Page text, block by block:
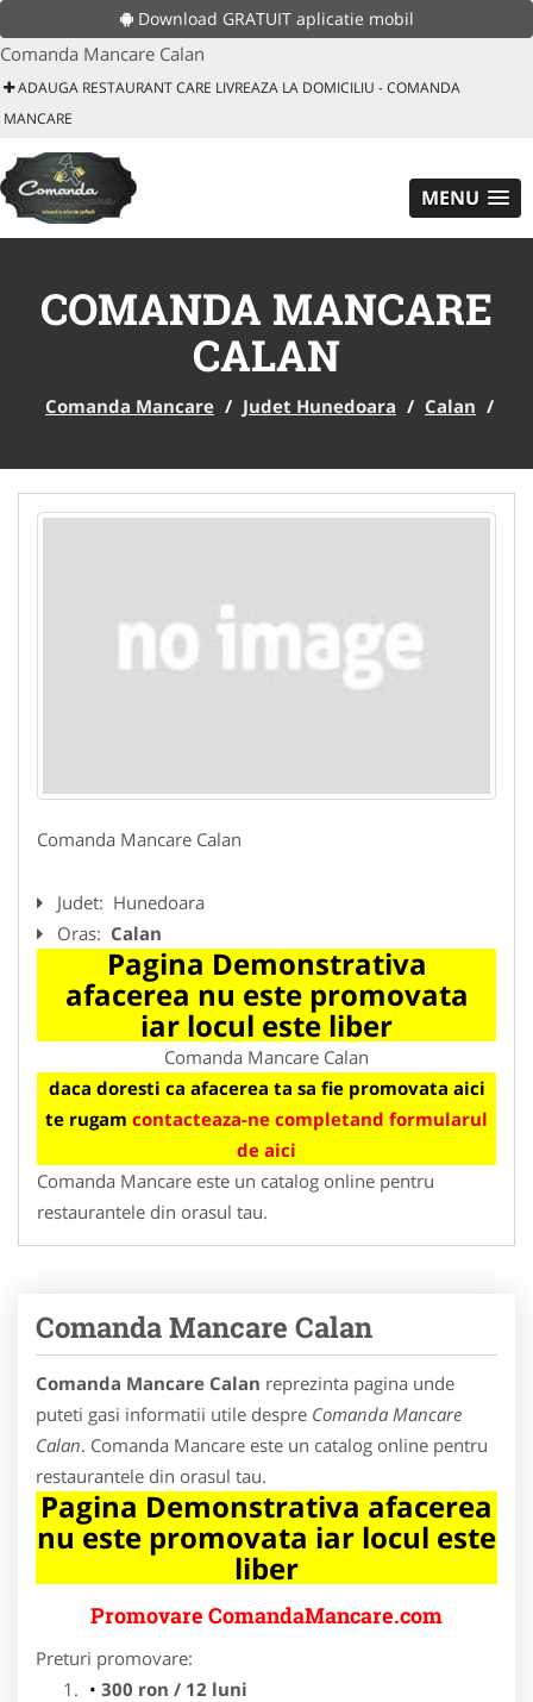
Download GRATUIT aplicatie mobil
Comanda Mancare Calan
ADAUGA RESTAURANT CARE LIVREAZA LA DOMICILIU - COMANDA
MANCARE
MENU
COMANDA MANCARE
CALAN
Comanda Mancare / Judet Hunedoara / Calan /
Comanda Mancare Calan
Judet: Hunedoara
Oras: Calan
Pagina Demonstrativa
afacerea nu este promovata
iar locul este liber
Comanda Mancare Calan
daca doresti ca afacerea ta sa fie promovata aici
te rugam contacteaza-ne completand formularul
de aici
Comanda Mancare este un catalog online pentru
restaurantele din orasul tau.
Comanda Mancare Calan
Comanda Mancare Calan reprezinta pagina unde
puteti gasi informatii utile despre Comanda Mancare
Calan. Comanda Mancare este un catalog online pentru
restaurantele din orasul tau.
Pagina Demonstrativa afacerea
nu este promovata iar locul este
liber
Promovare ComandaMancare.com
Preturi promovare:
300 ron / 12 luni